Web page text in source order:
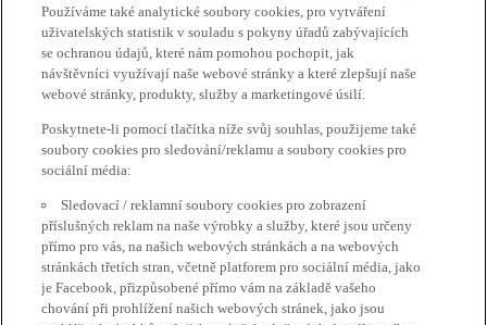
Používáme také analytické soubory cookies, pro vytváření
uživatelských statistik v souladu s pokyny úřadů zabývajících
se ochranou údajů, které nám pomohou pochopit, jak
návštěvníci využívají naše webové stránky a které zlepšují naše
webové stránky, produkty, služby a marketingové úsilí.
Poskytnete-li pomocí tlačítka níže svůj souhlas, použijeme také
soubory cookies pro sledování/reklamu a soubory cookies pro
sociální média:
Sledovací / reklamní soubory cookies pro zobrazení
příslušných reklam na naše výrobky a služby, které jsou určeny
přímo pro vás, na našich webových stránkách a na webových
stránkách třetích stran, včetně platforem pro sociální média, jako
je Facebook, přizpůsobené přímo vám na základě vašeho
chování při prohlížení našich webových stránek, jako jsou